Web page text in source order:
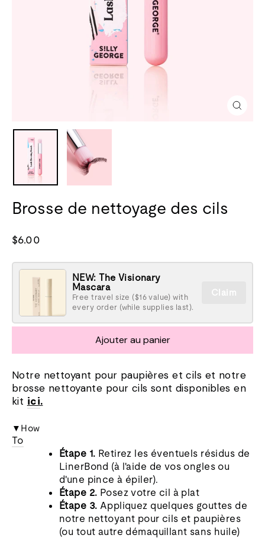
Brosse de nettoyage des cils
Prix
$6.00
NEW: The Visionary
Mascara
Free travel size ($16 value) with
every order (while supplies last).
Claim
Ajouter au panier
Notre nettoyant pour paupières et cils et notre
brosse nettoyante pour cils sont disponibles en
kit ici.
▼How
To
Étape 1. Retirez les éventuels résidus de
LinerBond (à l'aide de vos ongles ou
d'une pince à épiler).
Étape 2. Posez votre cil à plat
Étape 3. Appliquez quelques gouttes de
notre nettoyant pour cils et paupières
(ou tout autre démaquillant sans huile)